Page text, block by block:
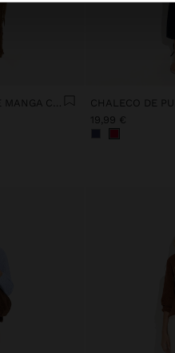
CÁRDIGAN DE PUNTO DE MANGA CORTA
CHALECO DE
19,99 €